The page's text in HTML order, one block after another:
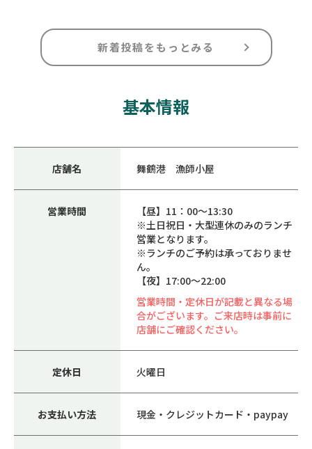
新着投稿をもっとみる
基本情報
店舗名 舞鶴港 漁師小屋
営業時間
【昼】11：00〜13:30
※土日祝日・大型連休のみのランチ
営業となります。
※ランチのご予約は承っておりませ
ん。
【夜】17:00〜22:00
営業時間・定休日が記載と異なる場
合がございます。ご来店時は事前に
店舗にご確認ください。
定休日 火曜日
お支払い方法 現金・クレジットカード・paypay